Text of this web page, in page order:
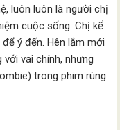
luôn luôn là người chị
cuộc sống. Chị kể
ý đến. Hên lắm mới
vai chính, nhưng
trong phim rùng